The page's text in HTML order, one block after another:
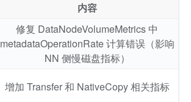
内容
修复 DataNodeVolumeMetrics 中
metadataOperationRate 计算错误（影响
NN 侧慢磁盘指标）
增加 Transfer 和 NativeCopy 相关指标